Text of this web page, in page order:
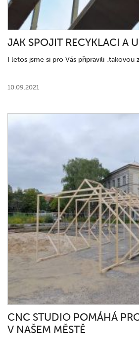
JAK SPOJIT RECYKLACI A
I letos jsme si pro Vás připravili „takovou
10.09.2021
CNC STUDIO POMÁHÁ
V NAŠEM MĚSTĚ